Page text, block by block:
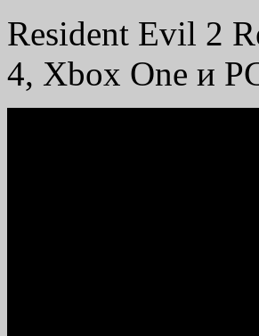
Resident Evil 2
4, Xbox One и